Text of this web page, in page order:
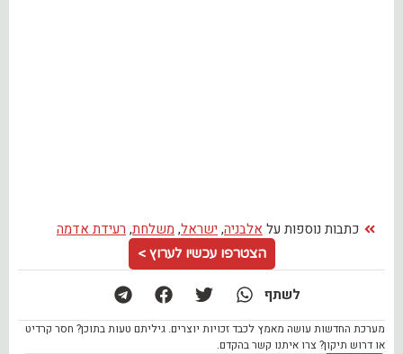
כתבות נוספות על אלבניה, ישראל, משלחת, רעידת אדמה
הצטרפו עכשיו לערוץ >
לשתף
מערכת החדשות עושה מאמץ לכבד זכויות יוצרים. גיליתם טעות בתוכן? חסר קרדיט
או דרוש תיקון? צרו איתנו קשר בהקדם.